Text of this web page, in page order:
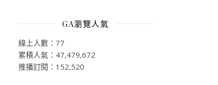
GA瀏覽人氣
線上人數：77
累積人氣：47,479,672
推播訂閱：152,520